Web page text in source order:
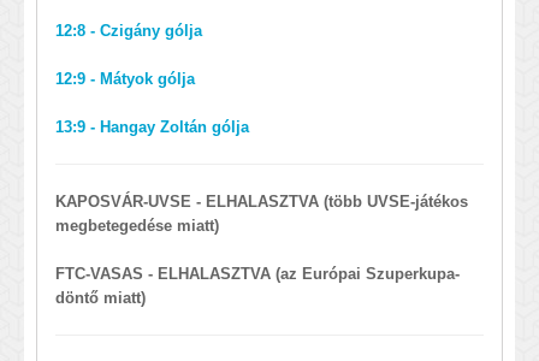
12:8 - Czigány gólja
12:9 - Mátyok gólja
13:9 - Hangay Zoltán gólja
KAPOSVÁR-UVSE - ELHALASZTVA (több UVSE-játékos
megbetegedése miatt)
FTC-VASAS - ELHALASZTVA (az Európai Szuperkupa-
döntő miatt)